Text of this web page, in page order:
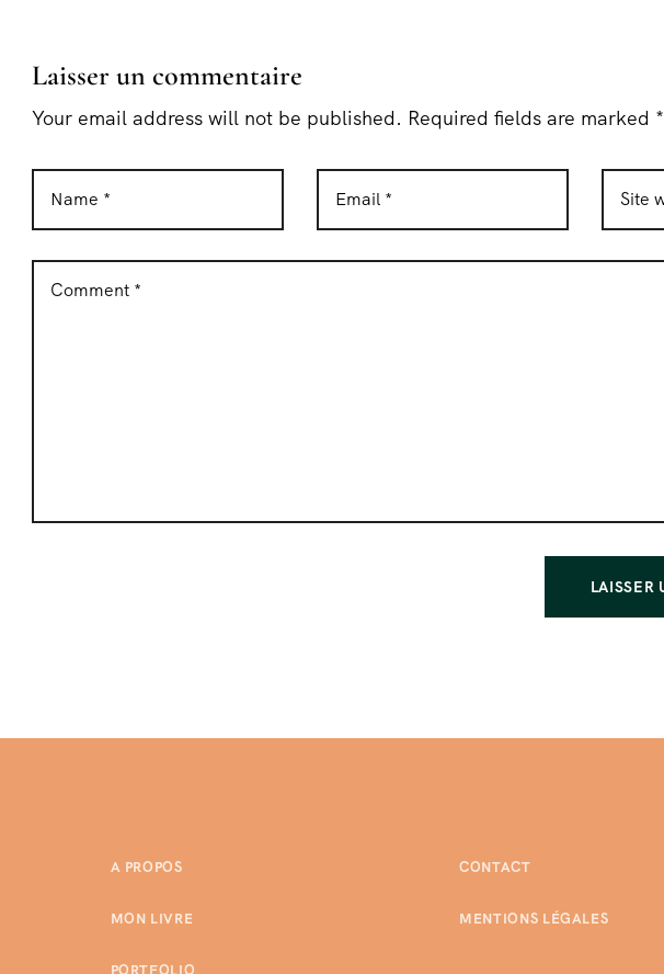
Laisser un commentaire
Your email address will not be published. Required fields are marked *
A PROPOS
MON LIVRE
PORTFOLIO
CONTACT
MENTIONS LÉGALES